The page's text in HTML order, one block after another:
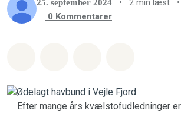
25. september 2024 • 2 min læst
•
0 Kommentarer
Efter mange års kvælstofudledninger